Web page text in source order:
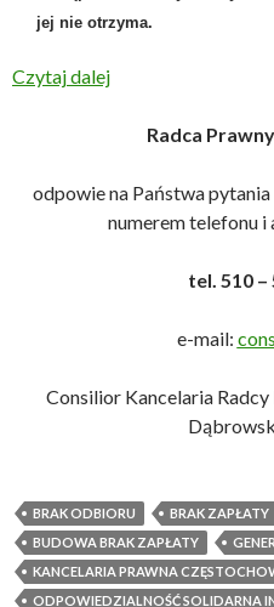
jej nie otrzyma.
Czytaj dalej
Radca
odpowie na Państwa
numerem telefonu i
tel. 510 –
e-mail:
Consilior Kancelaria
BRAK ODBIORU BRAK ZAPŁATY
BUDOWA BRAK ZAPŁATY
KANCELARIA PRAWNA
ODPOWIEDZIALNOŚĆ SOLIDARNA